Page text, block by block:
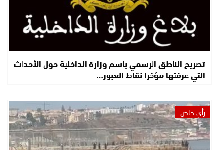
تصريح الناطق الرسمي باسم وزارة الداخلية حول الأحداث
التي عرفتها مؤخرا نقاط العبور…
رأي خاص